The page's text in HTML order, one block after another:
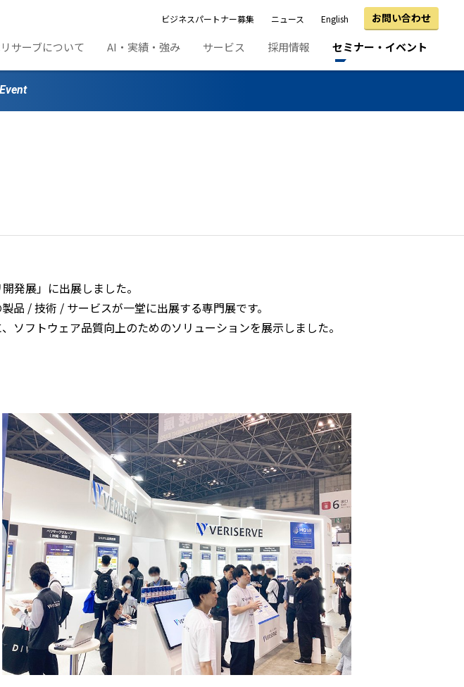
お問い合わせ
サーブについて AI・実績・強み サービス 採用情報 セミナー・イベント
ビジネスパートナー募集 ニュース English
発展」に出展しました。
/ 技術 / サービスが一堂に出展する専門展です。
フトウェア品質向上のためのソリューションを展示しました。